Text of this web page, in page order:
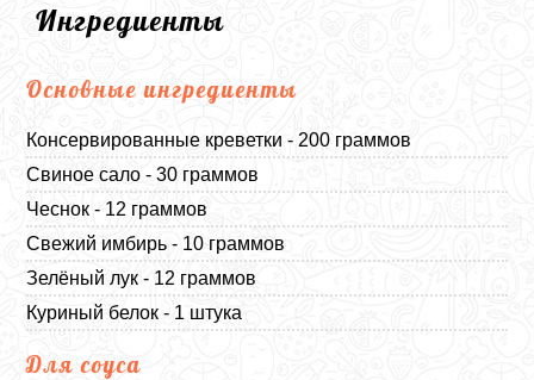
Ингредиенты
Основные ингредиенты
Консервированные креветки - 200 граммов
Свиное сало - 30 граммов
Чеснок - 12 граммов
Свежий имбирь - 10 граммов
Зелёный лук - 12 граммов
Куриный белок - 1 штука
Для соуса